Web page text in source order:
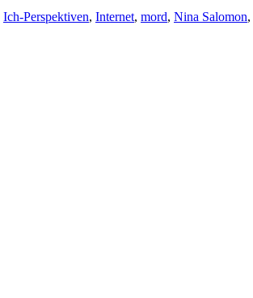
Ich-Perspektiven, Internet, mord, Nina Salomon,